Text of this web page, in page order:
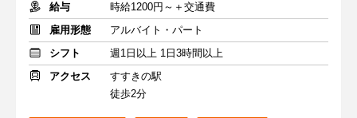
給与
時給1200円～＋交通費
雇用形態
アルバイト・パート
シフト
週1日以上 1日3時間以上
アクセス
すすきの駅
徒歩2分